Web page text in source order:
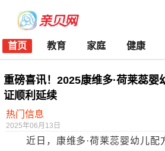
首页 教育 家庭 健康
重磅喜讯！2025康维多·荷莱蕊婴
证顺利延续
热门信息
2025年06月13日
近日，康维多·荷莱蕊婴幼儿配